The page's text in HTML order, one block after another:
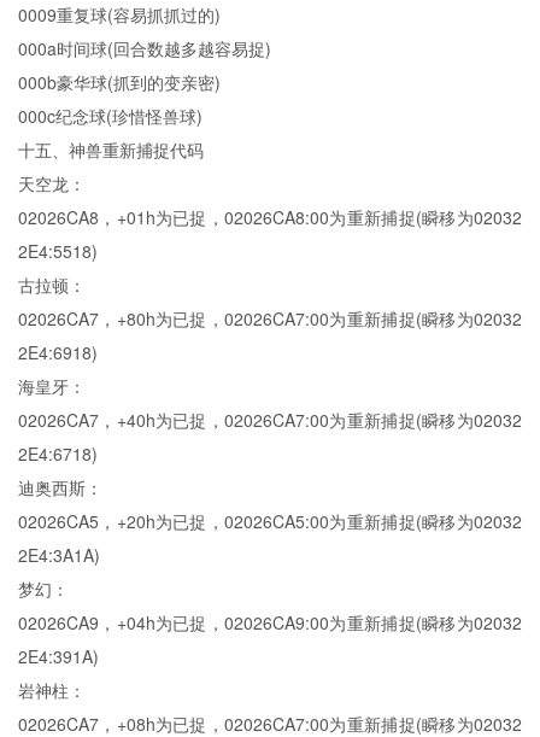
0009重复球(容易抓抓过的)
000a时间球(回合数越多越容易捉)
000b豪华球(抓到的变亲密)
000c纪念球(珍惜怪兽球)
十五、神兽重新捕捉代码
天空龙：
02026CA8，+01h为已捉，02026CA8:00为重新捕捉(瞬移为02032
2E4:5518)
古拉顿：
02026CA7，+80h为已捉，02026CA7:00为重新捕捉(瞬移为02032
2E4:6918)
海皇牙：
02026CA7，+40h为已捉，02026CA7:00为重新捕捉(瞬移为02032
2E4:6718)
迪奥西斯：
02026CA5，+20h为已捉，02026CA5:00为重新捕捉(瞬移为02032
2E4:3A1A)
梦幻：
02026CA9，+04h为已捉，02026CA9:00为重新捕捉(瞬移为02032
2E4:391A)
岩神柱：
02026CA7，+08h为已捉，02026CA7:00为重新捕捉(瞬移为02032